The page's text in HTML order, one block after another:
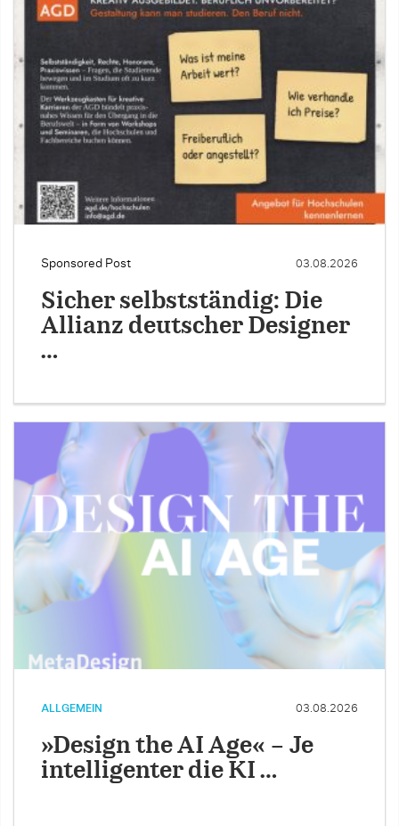
Sponsored Post 03.08.2026
Sicher selbstständig: Die
Allianz deutscher Designer
…
ALLGEMEIN 03.08.2026
»Design the AI Age« – Je
intelligenter die KI …